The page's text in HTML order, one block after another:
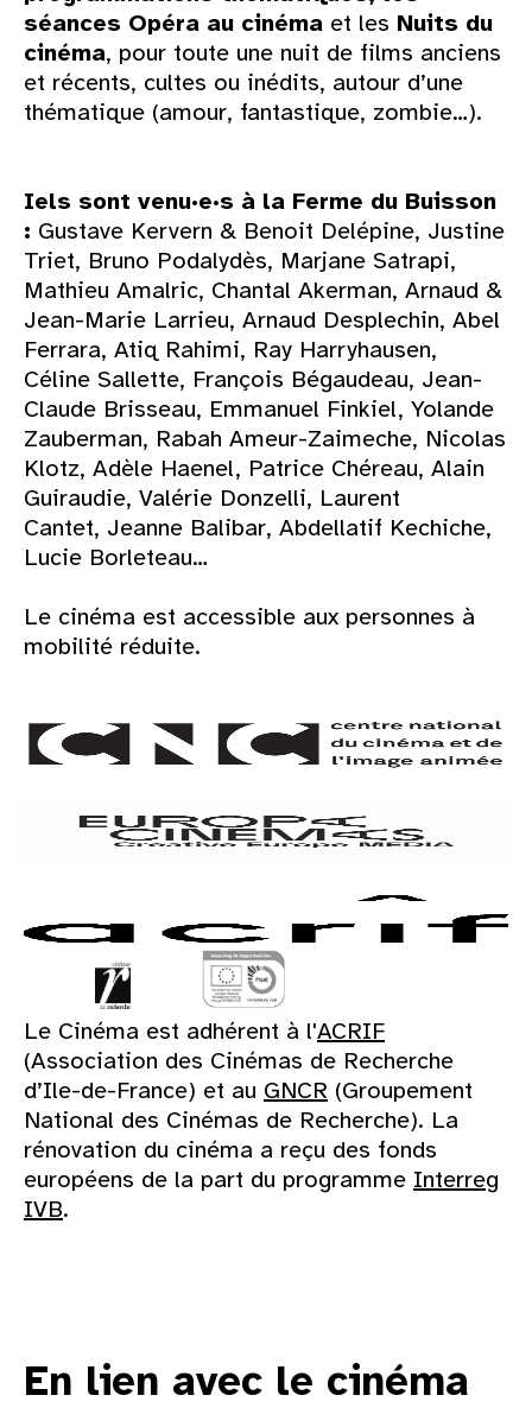
séances Opéra au cinéma et les Nuits du
cinéma, pour toute une nuit de films anciens
et récents, cultes ou inédits, autour d’une
thématique (amour, fantastique, zombie…).
Iels sont venu·e·s à la Ferme du Buisson
: Gustave Kervern & Benoit Delépine, Justine
Triet, Bruno Podalydès, Marjane Satrapi,
Mathieu Amalric, Chantal Akerman, Arnaud &
Jean-Marie Larrieu, Arnaud Desplechin, Abel
Ferrara, Atiq Rahimi, Ray Harryhausen,
Céline Sallette, François Bégaudeau, Jean-
Claude Brisseau, Emmanuel Finkiel, Yolande
Zauberman, Rabah Ameur-Zaimeche, Nicolas
Klotz, Adèle Haenel, Patrice Chéreau, Alain
Guiraudie, Valérie Donzelli, Laurent
Cantet, Jeanne Balibar, Abdellatif Kechiche,
Lucie Borleteau…
Le cinéma est accessible aux personnes à
mobilité réduite.
Le Cinéma est adhérent à l'ACRIF
(Association des Cinémas de Recherche
d’Ile-de-France) et au GNCR (Groupement
National des Cinémas de Recherche). La
rénovation du cinéma a reçu des fonds
européens de la part du programme Interreg
IVB.
En lien avec le cinéma